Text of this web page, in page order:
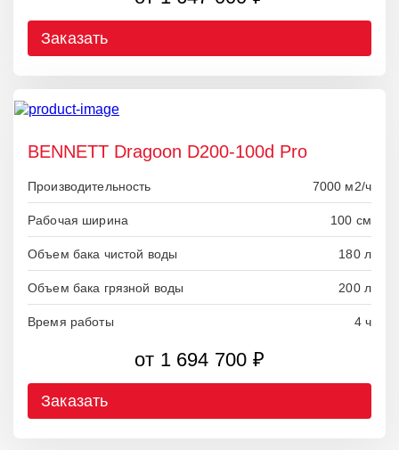
Заказать
BENNETT Dragoon D200-100d Pro
Производительность 7000 м2/ч
Рабочая ширина 100 см
Объем бака чистой воды 180 л
Объем бака грязной воды 200 л
Время работы 4 ч
от 1 694 700 ₽
Заказать